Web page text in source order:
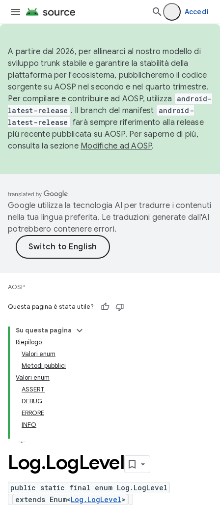
Accedi
A partire dal 2026, per allinearci al nostro modello di
sviluppo trunk stabile e garantire la stabilità della
piattaforma per l'ecosistema, pubblicheremo il codice
sorgente su AOSP nel secondo e nel quarto trimestre.
Per compilare e contribuire ad AOSP, utilizza
android-
latest-release . Il branch del manifest android-
latest-release farà sempre riferimento alla release
più recente pubblicata su AOSP. Per saperne di più,
consulta la sezione Modifiche ad AOSP.
Google utilizza la tecnologia AI per tradurre i contenuti
nella tua lingua preferita. Le traduzioni generate dall'AI
potrebbero contenere errori.
AOSP
Questa pagina è stata utile?
Su questa pagina
Riepilogo
Valori enum
Metodi pubblici
Valori enum
ASSERT
DEBUG
ERRORE
INFO
Log.LogLevel
public static final enum Log.LogLevel
extends Enum<Log.LogLevel>